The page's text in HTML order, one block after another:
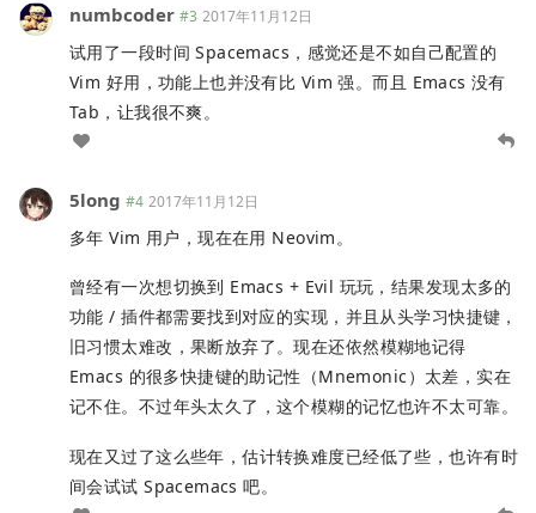
numbcoder #3 2017年11月12日
试用了一段时间 Spacemacs，感觉还是不如自己配置的
Vim 好用，功能上也并没有比 Vim 强。而且 Emacs 没有
Tab，让我很不爽。
5long #4 2017年11月12日
多年 Vim 用户，现在在用 Neovim。
曾经有一次想切换到 Emacs + Evil 玩玩，结果发现太多的
功能 / 插件都需要找到对应的实现，并且从头学习快捷键，
旧习惯太难改，果断放弃了。现在还依然模糊地记得
Emacs 的很多快捷键的助记性（Mnemonic）太差，实在
记不住。不过年头太久了，这个模糊的记忆也许不太可靠。
现在又过了这么些年，估计转换难度已经低了些，也许有时
间会试试 Spacemacs 吧。